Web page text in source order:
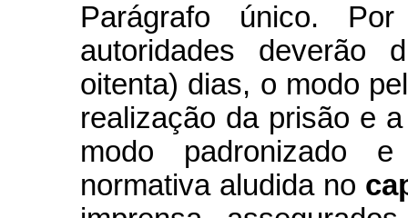
Parágrafo único.
autoridades deverão
oitenta) dias, o modo
realização da prisão e
modo padronizado
normativa aludida no